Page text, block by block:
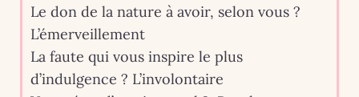
Le don de la nature à avoir, selon vous ?
L’émerveillement
La faute qui vous inspire le plus
d’indulgence ? L’involontaire